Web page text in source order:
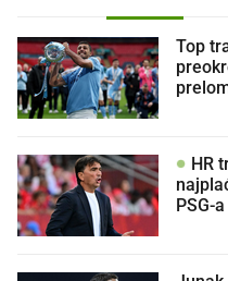
Top
HR
PSG-